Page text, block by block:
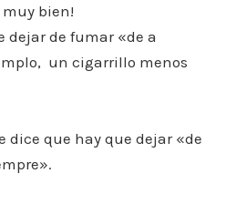
muy bien!
dejar de fumar «de a
un cigarrillo menos
dice que hay que dejar «de